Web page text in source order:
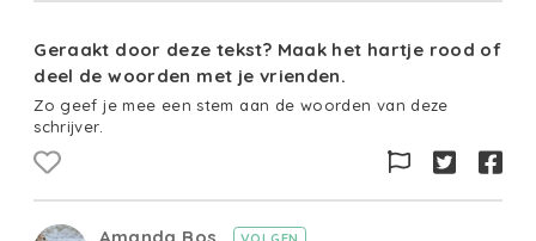
Geraakt door deze tekst? Maak het hartje rood of
deel de woorden met je vrienden.
Zo geef je mee een stem aan de woorden van deze
schrijver.